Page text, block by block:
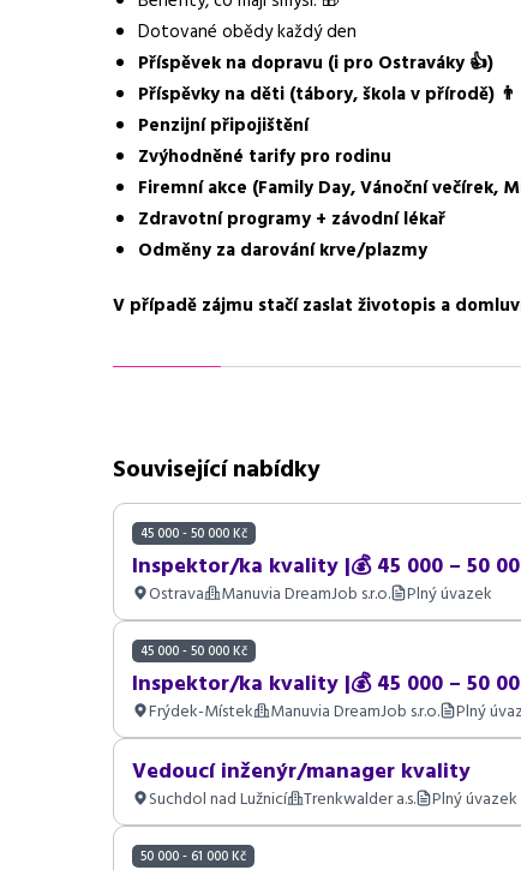
Vhodné pro uchazeče z okolí Havířov
Vybrané benefity dotované obědy,
Požadavky SŠ/SOU
Dotované obědy každý den
Příspěvek na dopravu (i pro Ostraváky 👍)
Příspěvky na děti (tábory, škola v přírodě)
Penzijní připojištění
Zvýhodněné tarify pro rodinu
Firemní akce (Family Day, Vánoční večírek,
Zdravotní programy + závodní lékař
Odměny za darování krve/plazmy
V případě zájmu stačí zaslat životopis a
Související nabídky
45 000 - 50 000 Kč
Inspektor/ka kvality |💰 45 000 – 50
Ostrava Manuvia DreamJob s.r.o. Plný úvazek
45 000 - 50 000 Kč
Inspektor/ka kvality |💰 45 000 – 50
Frýdek-Místek Manuvia DreamJob s.r.o. Plný
Vedoucí inženýr/manager kvality
Suchdol nad Lužnicí Trenkwalder a.s. Plný úvazek
50 000 - 61 000 Kč